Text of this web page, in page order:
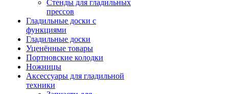
Стенды для гладильных
прессов
Гладильные доски с
функциями
Гладильные доски
Уценённые товары
Портновские колодки
Ножницы
Аксессуары для гладильной
техники